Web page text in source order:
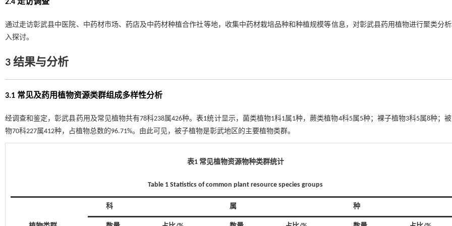
2.4 走访调查
通过走访彰武县中医院、中药材市场、药店及中药材种植合作社等地，收集中药材栽培品种和种植规模等信息，对彰武县药用植物进行聚类分
入探讨。
3 结果与分析
3.1 常见及药用植物资源类群组成多样性分析
经调查和鉴定，彰武县药用及常见植物共有78科238属426种。表1统计显示，菌类植物1科1属1种，蕨类植物4科5属5种；裸子植物3科5属8种；
物70科227属412种，占植物总数的96.71%。由此可见，被子植物是彰武地区的主要植物类群。
表1 常见植物资源物种类群统计
Table 1 Statistics of common plant resource species groups
科 属 种